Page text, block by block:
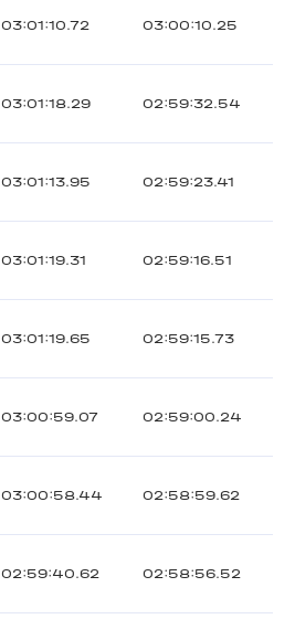
03:01:10.72 03:00:10.25
03:01:18.29 02:59:32.54
03:01:13.95 02:59:23.41
03:01:19.31 02:59:16.51
03:01:19.65 02:59:15.73
03:00:59.07 02:59:00.24
03:00:58.44 02:58:59.62
02:59:40.62 02:58:56.52